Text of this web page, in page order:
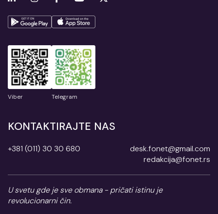
Viber Telegram
KONTAKTIRAJTE NAS
+381 (011) 30 30 680
desk.fonet@gmail.com
redakcija@fonet.rs
U svetu gde je sve obmana - pričati istinu je
revolucionarni čin.